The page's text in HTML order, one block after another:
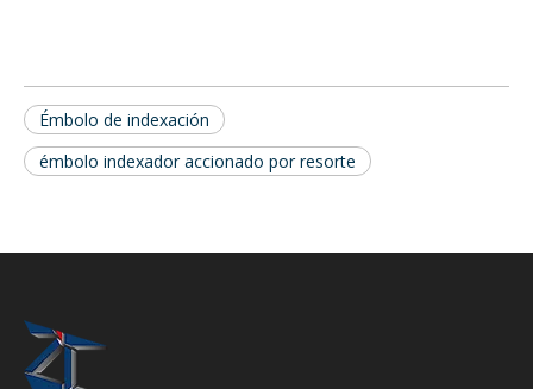
Émbolo de indexación
émbolo indexador accionado por resorte